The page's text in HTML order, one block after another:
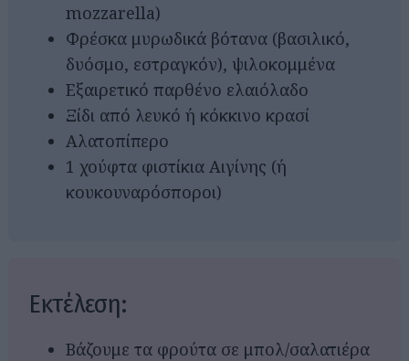
mozzarella)
Φρέσκα μυρωδικά βότανα (βασιλικό,
δυόσμο, εστραγκόν), ψιλοκομμένα
Εξαιρετικό παρθένο ελαιόλαδο
Ξίδι από λευκό ή κόκκινο κρασί
Αλατοπίπερο
1 χούφτα φιστίκια Αιγίνης (ή
κουκουναρόσποροι)
Εκτέλεση:
Βάζουμε τα φρούτα σε μπολ/σαλατιέρα